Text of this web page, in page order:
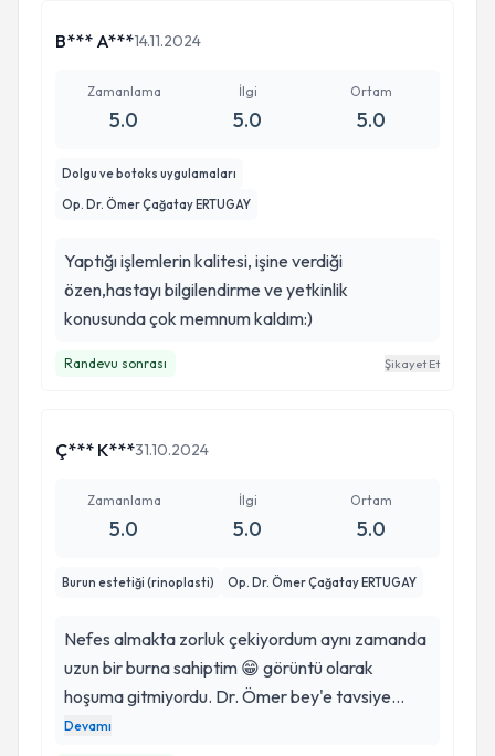
B*** A***14.11.2024
Zamanlama
5.0
İlgi
5.0
Ortam
5.0
Dolgu ve botoks uygulamaları
Op. Dr. Ömer Çağatay ERTUGAY
Yaptığı işlemlerin kalitesi, işine verdiği
özen,hastayı bilgilendirme ve yetkinlik
konusunda çok memnum kaldım:)
Randevu sonrası Şikayet Et
Ç*** K***31.10.2024
Zamanlama
5.0
İlgi
5.0
Ortam
5.0
Burun estetiği (rinoplasti) Op. Dr. Ömer Çağatay ERTUGAY
Nefes almakta zorluk çekiyordum aynı zamanda
uzun bir burna sahiptim 😁 görüntü olarak
hoşuma gitmiyordu. Dr. Ömer bey'e tavsiye
üzerine gittim iyikide gitmişim. Çok başarılı ve
Devamı